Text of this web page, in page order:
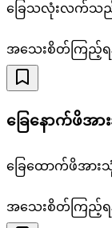
ခြေသလုံးလက်သည်း
အသေးစိတ်ကြည့်ရ
ခြေနောက်ဖိအာ
ခြေထောက်ဖိအား
အသေးစိတ်ကြည့်ရ